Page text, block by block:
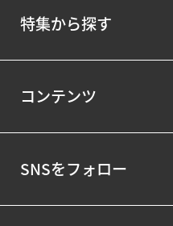
特集から探す
コンテンツ
SNSをフォロー